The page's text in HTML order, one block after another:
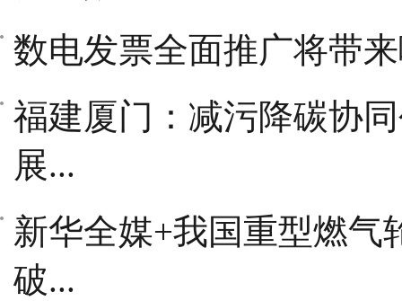
数电发票全面推广将带
福建厦门：减污降碳协
展...
新华全媒+我国重型燃气
破...